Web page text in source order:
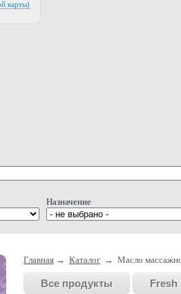
карты)
Назначение
Главная → Каталог → Масло
Все продукты
Fresh